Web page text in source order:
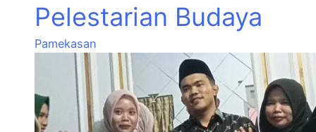
Pelestarian Budaya
Pamekasan